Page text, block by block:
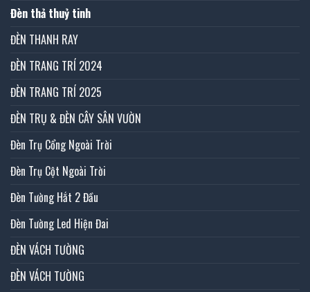
Đèn thả thuỷ tinh
ĐÈN THANH RAY
ĐÈN TRANG TRÍ 2024
ĐÈN TRANG TRÍ 2025
ĐÈN TRỤ & ĐÈN CÂY SÂN VƯỜN
Đèn Trụ Cổng Ngoài Trời
Đèn Trụ Cột Ngoài Trời
Đèn Tường Hắt 2 Đầu
Đèn Tường Led Hiện Đai
ĐÈN VÁCH TƯỜNG
ĐÈN VÁCH TƯỜNG